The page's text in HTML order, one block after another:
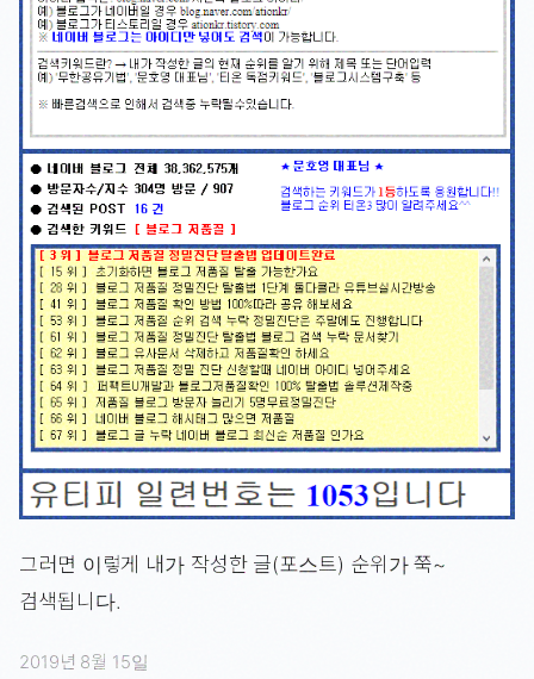
그러면 이렇게 내가 작성한 글(포스트) 순위가 쭉~
검색됩니다.
2019년 8월 15일